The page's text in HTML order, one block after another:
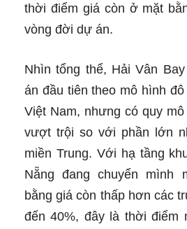
thời điểm giá còn ở mặt
vòng đời dự án.
Nhìn tổng thể, Hải Vân
án đầu tiên theo mô hình
Việt Nam, nhưng có quy
vượt trội so với phần lớn
miền Trung. Với hạ tầng
Nẵng đang chuyển mình
bằng giá còn thấp hơn các
đến 40%, đây là thời điểm